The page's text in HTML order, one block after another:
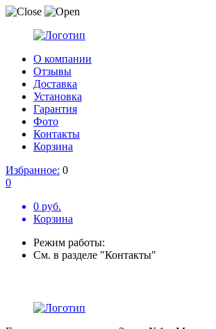
О компании
Отзывы
Доставка
Установка
Гарантия
Фото
Контакты
Корзина
Избранное: 0
0
0 руб.
Корзина
Режим работы:
См. в разделе "Контакты"